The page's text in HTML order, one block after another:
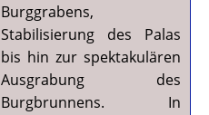
Burggrabens,
Stabilisierung des Palas
bis hin zur spektakulären
Ausgrabung des
Burgbrunnens. In